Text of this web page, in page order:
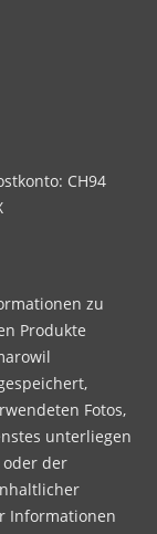
CH94
zu
Produkte
Fotos,
unterliegen
der
Informationen